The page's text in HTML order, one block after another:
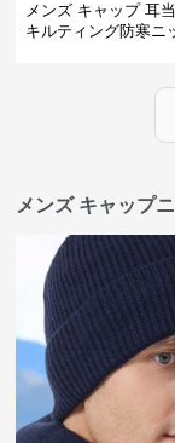
メンズ キャップ 耳
キルティング防寒ニ
メンズ キャップ